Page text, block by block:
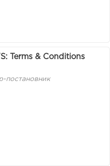
Terms & Conditions
постановник